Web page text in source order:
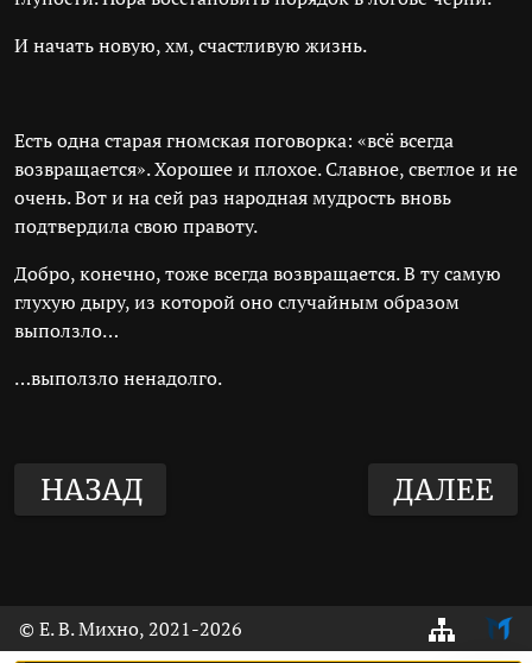
И начать новую, хм, счастливую жизнь.
Есть одна старая гномская поговорка: «всё всегда
возвращается». Хорошее и плохое. Славное, светлое и не
очень. Вот и на сей раз народная мудрость вновь
подтвердила свою правоту.
Добро, конечно, тоже всегда возвращается. В ту самую
глухую дыру, из которой оно случайным образом
выползло…
…выползло ненадолго.
НАЗАД ДАЛЕЕ
© Е. В. Михно, 2021-2026